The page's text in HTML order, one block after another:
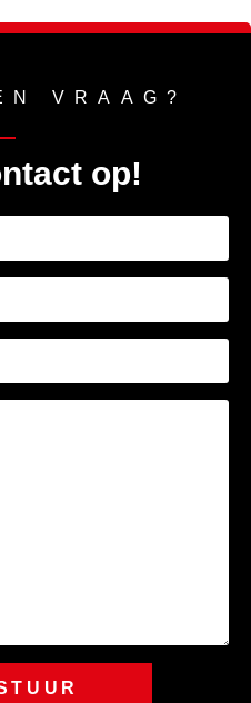
VRAAG?
op!